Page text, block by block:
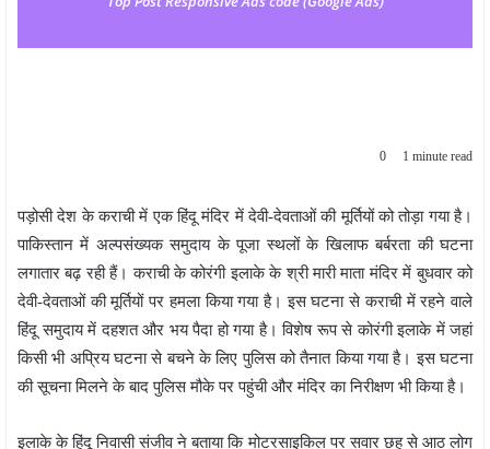
0 1 minute read
पड़ोसी देश के कराची में एक हिंदू मंदिर में देवी-देवताओं की मूर्तियों को तोड़ा गया है।
पाकिस्तान में अल्पसंख्यक समुदाय के पूजा स्थलों के खिलाफ बर्बरता की घटना
लगातार बढ़ रही हैं। कराची के कोरंगी इलाके के श्री मारी माता मंदिर में बुधवार को
देवी-देवताओं की मूर्तियों पर हमला किया गया है। इस घटना से कराची में रहने वाले
हिंदू समुदाय में दहशत और भय पैदा हो गया है। विशेष रूप से कोरंगी इलाके में जहां
किसी भी अप्रिय घटना से बचने के लिए पुलिस को तैनात किया गया है। इस घटना
की सूचना मिलने के बाद पुलिस मौके पर पहुंची और मंदिर का निरीक्षण भी किया है।
इलाके के हिंदू निवासी संजीव ने बताया कि मोटरसाइकिल पर सवार छह से आठ लोग